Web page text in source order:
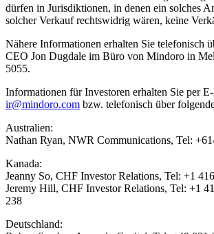
dürfen in Jurisdiktionen, in denen ein solches
solcher Verkauf rechtswidrig wären, keine
Nähere Informationen erhalten Sie telefonisch
CEO Jon Dugdale im Büro von Mindoro in
5055.
Informationen für Investoren erhalten Sie per
ir@mindoro.com bzw. telefonisch über
Australien:
Nathan Ryan, NWR Communications, Tel:
Kanada:
Jeanny So, CHF Investor Relations, Tel: +1
Jeremy Hill, CHF Investor Relations, Tel: +1
238
Deutschland: